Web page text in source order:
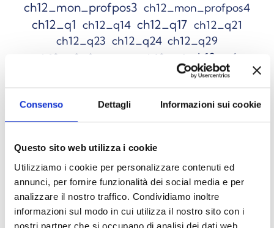
Consenso Dettagli Informazioni sui cookie
Questo sito web utilizza i cookie
Utilizziamo i cookie per personalizzare contenuti ed
annunci, per fornire funzionalità dei social media e per
analizzare il nostro traffico. Condividiamo inoltre
informazioni sul modo in cui utilizza il nostro sito con i
nostri partner che si occupano di analisi dei dati web,
ch12_mon_profpos3 ch12_mon_profpos4
ch12_q1 ch12_q14 ch12_q17 ch12_q21
ch12_q23 ch12_q24 ch12_q29
ch12_q2_figmonop
ch12_q4 ch12_q6
Ch1_Q12 ch1_q13
ch1_q16
ch1_q26
ch1_q5 ch1_q6 ch1_q7mod
ch2_eqds2 ch2_eqds3
ch2_q15 ch2_q2 ch2_q21tassa
ch2_q21tassa2 ch2_q22 ch2_q27 ch2_q4
ch2_q5 ch2_q6 ch2_q8 ch2_q9